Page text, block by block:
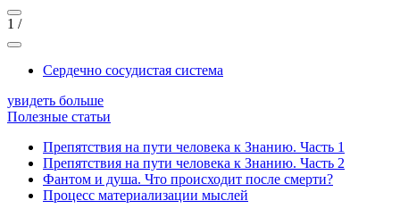
1 /
Сердечно сосудистая система
увидеть больше
Полезные статьи
Препятствия на пути человека к Знанию. Часть 1
Препятствия на пути человека к Знанию. Часть 2
Фантом и душа. Что происходит после смерти?
Процесс материализации мыслей